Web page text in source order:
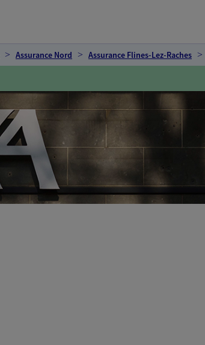
Assurance Nord Assurance Flines-Lez-Raches